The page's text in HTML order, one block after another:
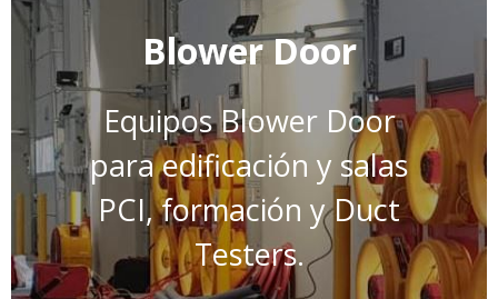
Blower Door
Equipos Blower Door
para edificación y salas
PCI, formación y Duct
Testers.